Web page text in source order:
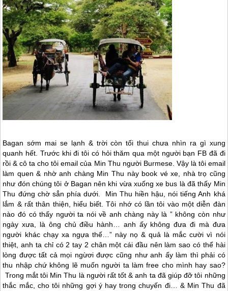
Bagan sớm mai se lạnh & trời còn tối thui chưa nhìn ra gì xung
quanh hết. Trước khi đi tôi có hỏi thăm qua một người bạn FB đã đi
rồi & cô ta cho tôi email của Min Thu người Burmese. Vậy là tôi email
làm quen & nhờ anh chàng Min Thu này book vé xe, nhà trọ cũng
như đón chúng tôi ở Bagan nên khi vừa xuống xe bus là đã thấy Min
Thu đứng chờ sẳn phía dưới. Min Thu hiền hậu, nói tiếng Anh khá
lắm & rất thân thiện, hiểu biết. Tôi nhớ có lần tôi vào một diễn đàn
nào đó có thấy người ta nói về anh chàng này là ” không còn như
ngày xưa, là ông chủ điều hành… anh ấy không đưa đi mà đưa
người khác chạy xa ngựa thế…” này nọ & quả là mắc cười vì nói
thiệt, anh ta chỉ có 2 tay 2 chân một cái đầu nên làm sao có thể hài
lòng được tất cả mọi ngừơi được cũng như anh ấy làm thì phải có
thu nhập chứ không lẽ muốn người ta làm free cho mình hay sao?
Trong mắt tôi Min Thu là người rất tốt & anh ta đã giúp đỡ tôi những
thắc mắc, cho tôi những gợi ý hay trong chuyến đi… & Min Thu đã